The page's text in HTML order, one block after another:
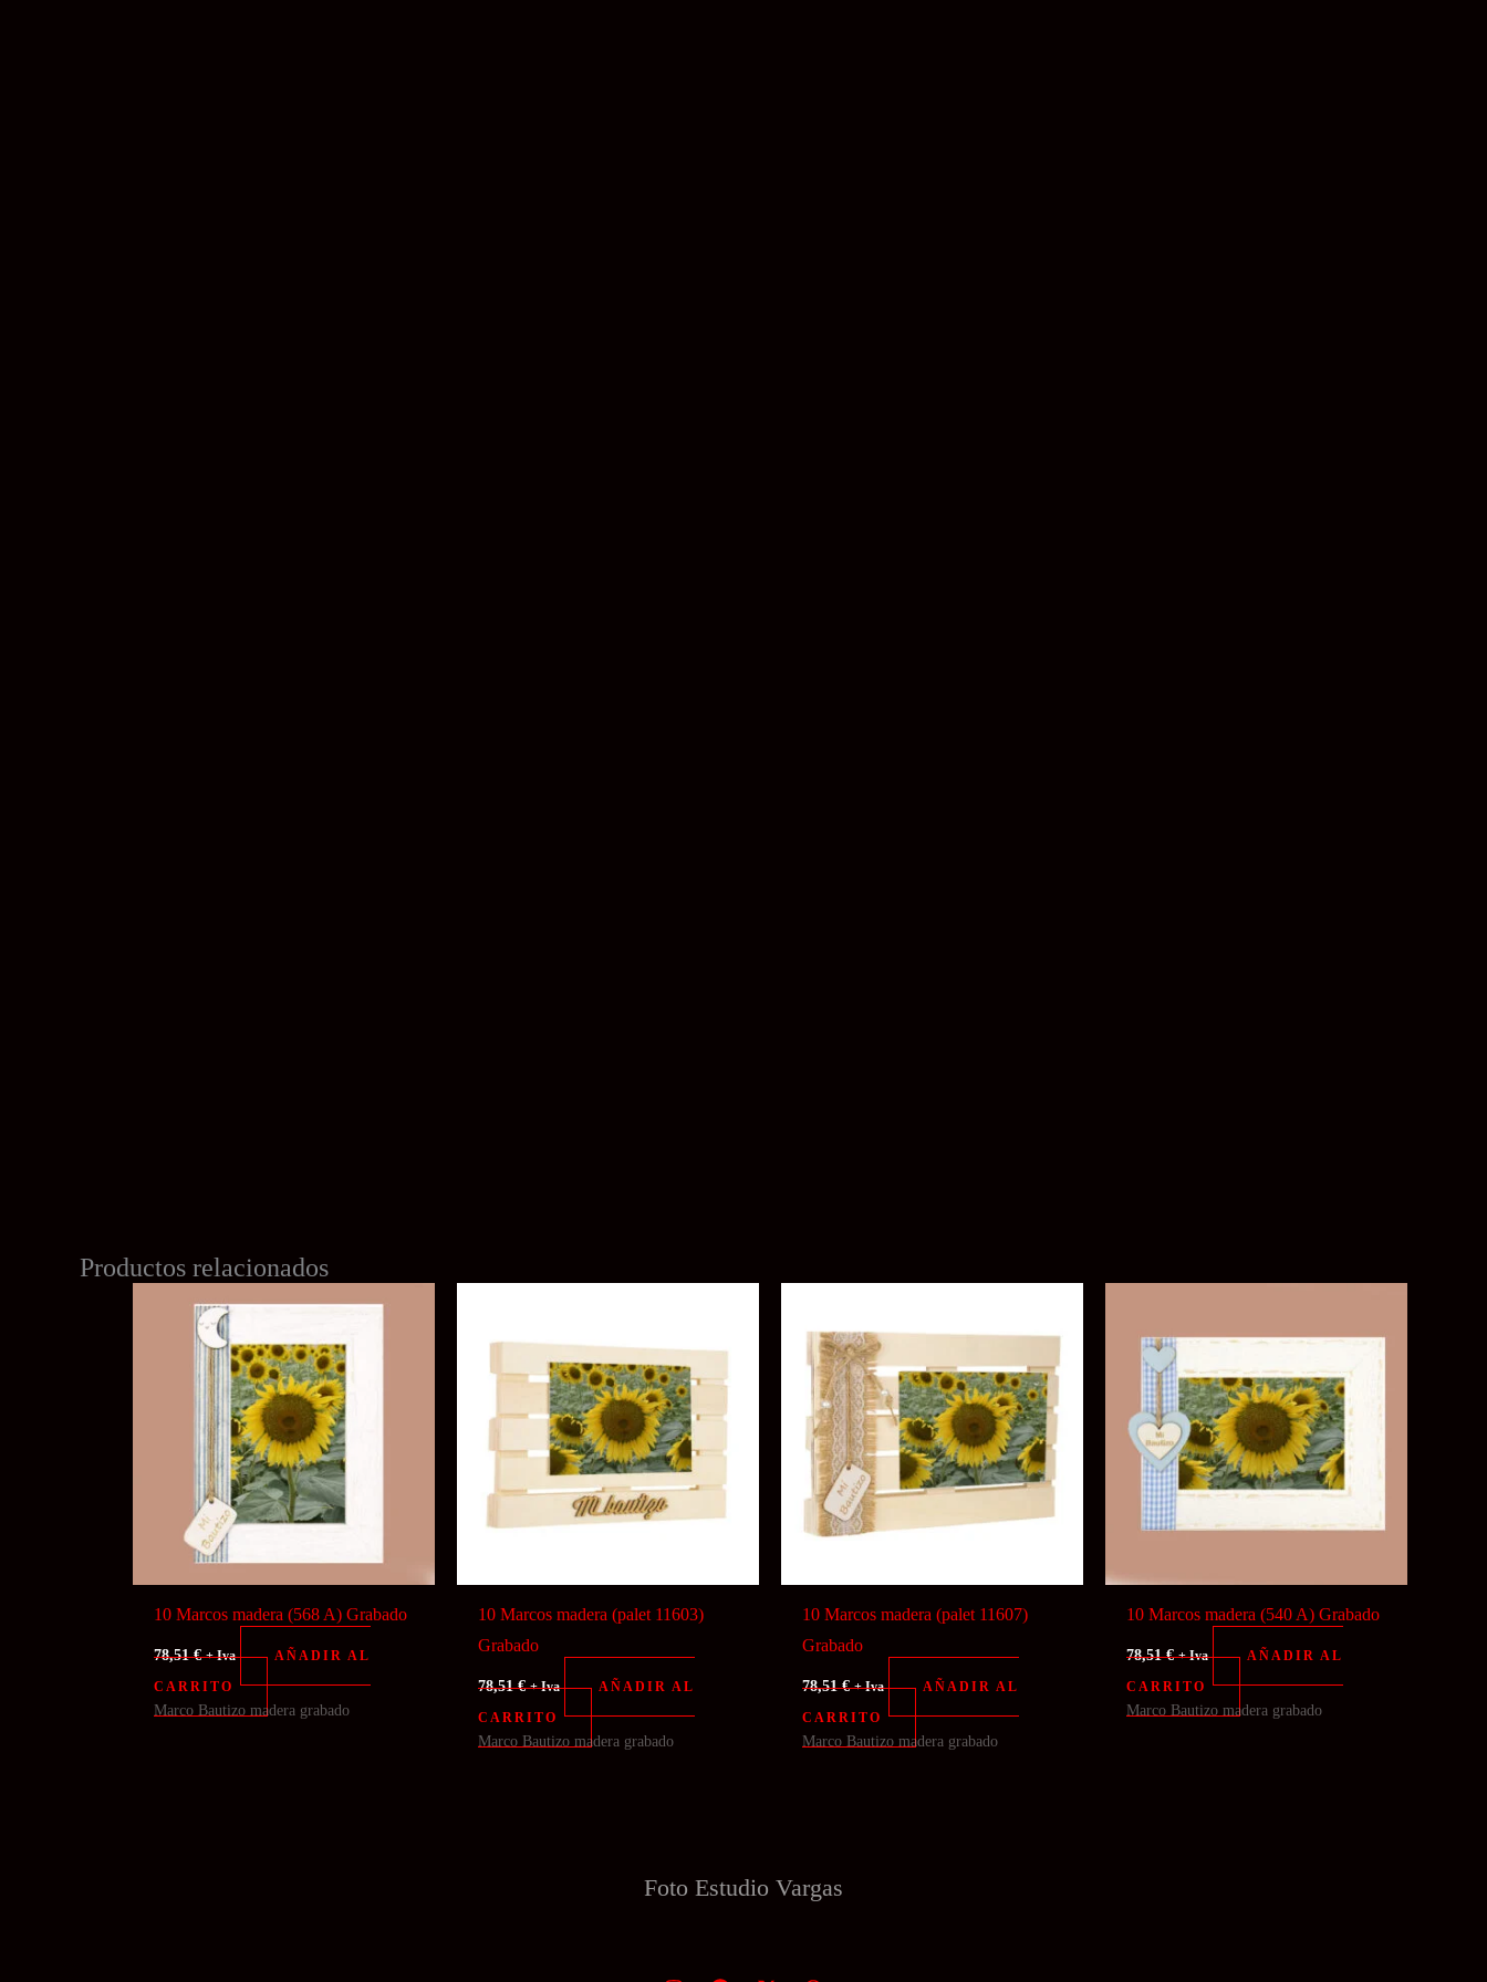
Productos relacionados
10 Marcos madera (568 A) Grabado
78,51€ + Iva
AÑADIR AL
CARRITO
Marco Bautizo madera grabado
10 Marcos madera (palet 11603)
Grabado
78,51€ + Iva
AÑADIR AL
CARRITO
Marco Bautizo madera grabado
10 Marcos madera (palet 11607)
Grabado
78,51€ + Iva
AÑADIR AL
CARRITO
Marco Bautizo madera grabado
10 Marcos madera (540 A) Grabado
78,51€ + Iva
AÑADIR AL
CARRITO
Marco Bautizo madera grabado
Foto Estudio Vargas